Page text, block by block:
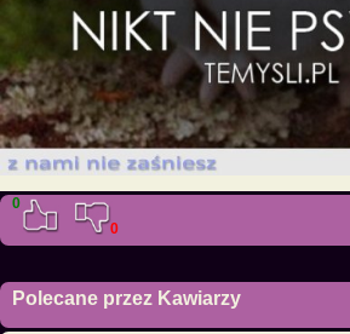
0
0
Polecane przez Kawiarzy